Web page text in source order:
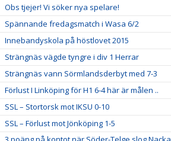
Obs tjejer! Vi söker nya spelare!
Spännande fredagsmatch i Wasa 6/2
Innebandyskola på höstlovet 2015
Strängnäs vägde tyngre i div 1 Herrar
Strängnäs vann Sörmlandsderbyt med 7-3
Förlust I Linköping för H1 6-4 här är målen ..
SSL – Stortorsk mot IKSU 0-10
SSL – Förlust mot Jönköping 1-5